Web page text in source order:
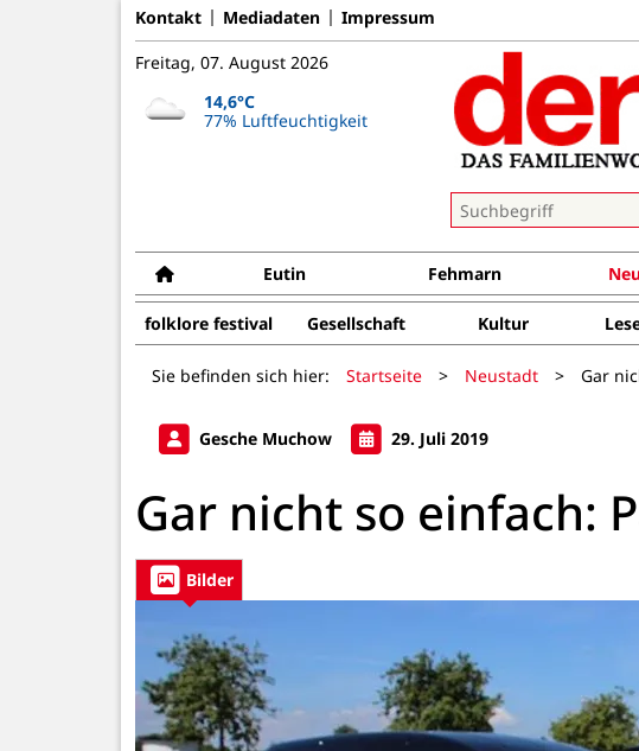
Kontakt Mediadaten Impressum
Freitag, 07. August 2026
14,6°C
77% Luftfeuchtigkeit
Eutin Fehmarn
folklore festival Gesellschaft Kultur
Sie befinden sich hier: Startseite > Neustadt > Gar
Gesche Muchow 29. Juli 2019
Gar nicht so einfach:
Bilder